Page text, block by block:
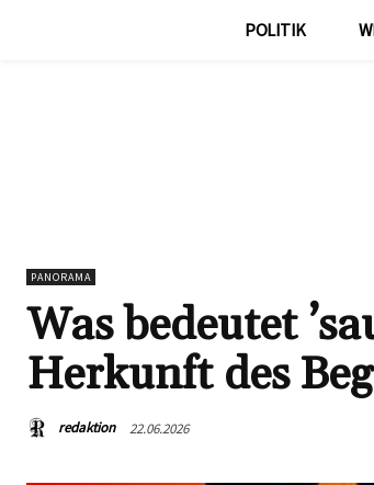
POLITIK
PANORAMA
Was bedeutet
Herkunft des
redaktion 22.06.2026